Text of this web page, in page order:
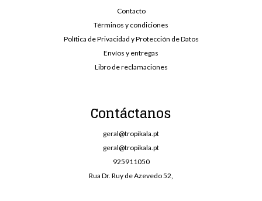
Contacto
Términos y condiciones
Política de Privacidad y Protección de Datos
Envíos y entregas
Libro de reclamaciones
Contáctanos
geral@tropikala.pt
geral@tropikala.pt
925911050
Rua Dr. Ruy de Azevedo 52,